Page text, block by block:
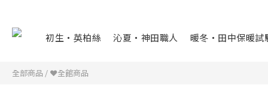
初生・英柏絲 沁夏・神田職人 暖冬・田中保暖試
全部商品 / ❤全館商品